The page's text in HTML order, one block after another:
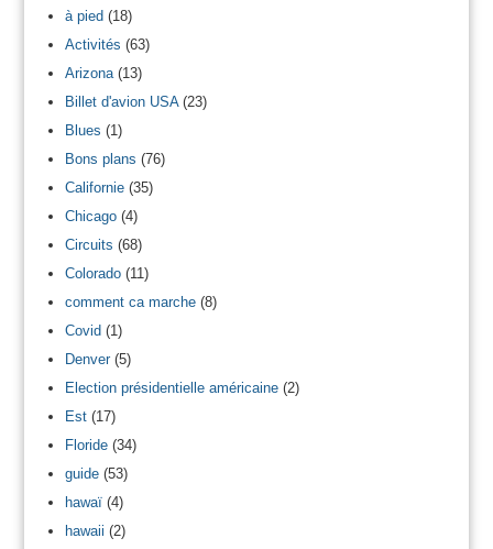
à pied(18)
Activités (63)
Arizona(13)
Billet d'avion USA(23)
Blues (1)
Bons plans (76)
Californie(35)
Chicago(4)
Circuits (68)
Colorado(11)
comment ca marche(8)
Covid(1)
Denver(5)
Election présidentielle américaine(2)
Est(17)
Floride(34)
guide(53)
hawaï(4)
hawaii (2)